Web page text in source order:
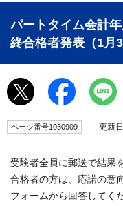
パートタイム会計
終合格者発表（1月
ページ番号1030909 更新日
受験者全員に郵送で結果
合格者の方は、応諾の意
フォームから回答してく